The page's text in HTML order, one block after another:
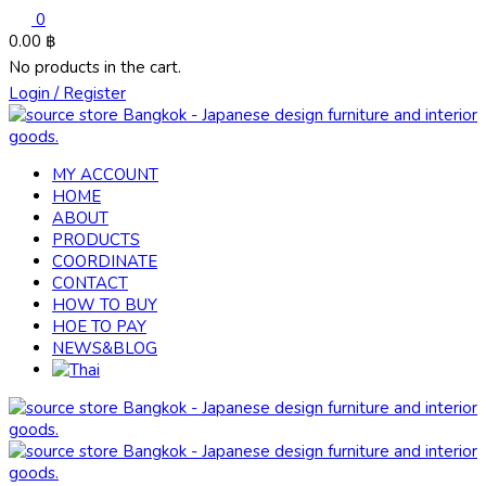
0
0.00 ฿
No products in the cart.
Login / Register
MY ACCOUNT
HOME
ABOUT
PRODUCTS
COORDINATE
CONTACT
HOW TO BUY
HOE TO PAY
NEWS&BLOG